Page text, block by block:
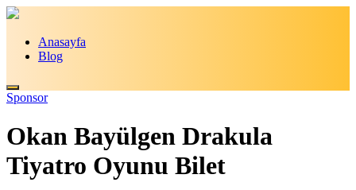
Anasayfa
Blog
Sponsor
Okan Bayülgen Drakula
Tiyatro Oyunu Bilet